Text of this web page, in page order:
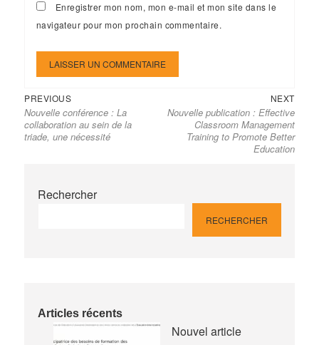
Enregistrer mon nom, mon e-mail et mon site dans le
navigateur pour mon prochain commentaire.
Navigation
de
l’article
PREVIOUSPrevious
post:
Nouvelle conférence : La
collaboration au sein de la
triade, une nécessité
NEXTNext
post:
Nouvelle publication : Effective
Classroom Management
Training to Promote Better
Education
Rechercher
RECHERCHER
Articles récents
Nouvel article